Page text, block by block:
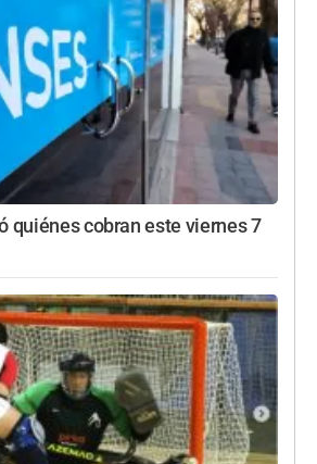
quiénes cobran este viernes 7